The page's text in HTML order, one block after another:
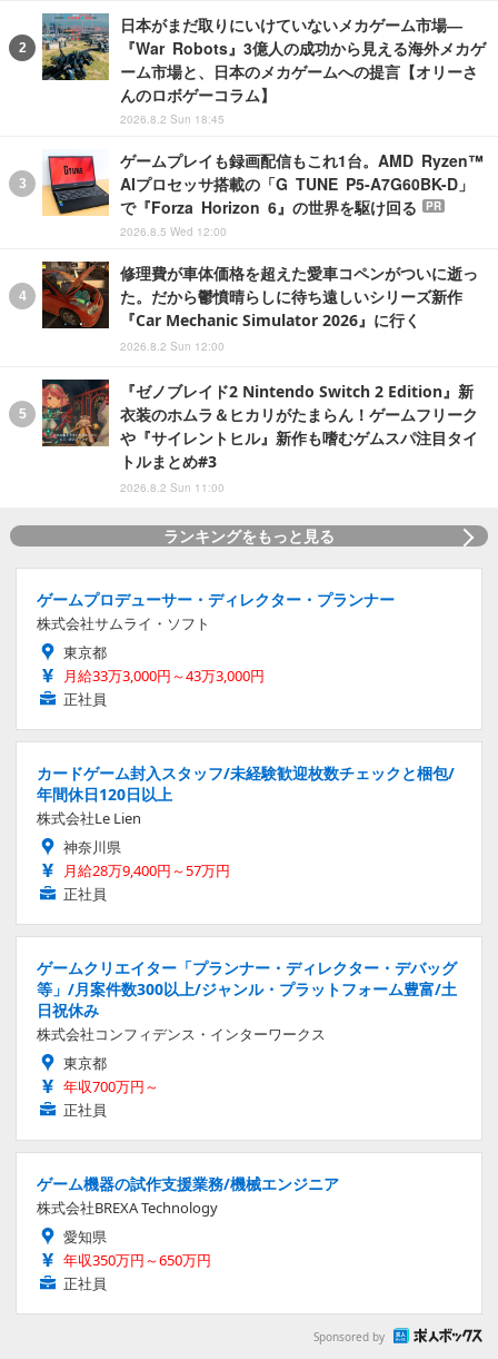
日本がまだ取りにいけていないメカゲーム市場―
『War Robots』3億人の成功から見える海外メカゲ
ーム市場と、日本のメカゲームへの提言【オリーさ
んのロボゲーコラム】
2026.8.2 Sun 18:45
ゲームプレイも録画配信もこれ1台。AMD Ryzen™
AIプロセッサ搭載の「G TUNE P5-A7G60BK-D」
で『Forza Horizon 6』の世界を駆け回る
PR
2026.8.5 Wed 12:00
修理費が車体価格を超えた愛車コペンがついに逝っ
た。だから鬱憤晴らしに待ち遠しいシリーズ新作
『Car Mechanic Simulator 2026』に行く
2026.8.2 Sun 12:00
『ゼノブレイド2 Nintendo Switch 2 Edition』新
衣装のホムラ＆ヒカリがたまらん！ゲームフリーク
や『サイレントヒル』新作も嗜むゲムスパ注目タイ
トルまとめ#3
2026.8.2 Sun 11:00
ランキングをもっと見る
ゲームプロデューサー・ディレクター・プランナー
株式会社サムライ・ソフト
東京都
月給33万3,000円～43万3,000円
正社員
カードゲーム封入スタッフ/未経験歓迎枚数チェックと梱包/
年間休日120日以上
株式会社Le Lien
神奈川県
月給28万9,400円～57万円
正社員
ゲームクリエイター「プランナー・ディレクター・デバッグ
等」/月案件数300以上/ジャンル・プラットフォーム豊富/土
日祝休み
株式会社コンフィデンス・インターワークス
東京都
年収700万円～
正社員
ゲーム機器の試作支援業務/機械エンジニア
株式会社BREXA Technology
愛知県
年収350万円～650万円
正社員
Sponsored by